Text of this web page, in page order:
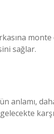
sağlar.
anlamı,